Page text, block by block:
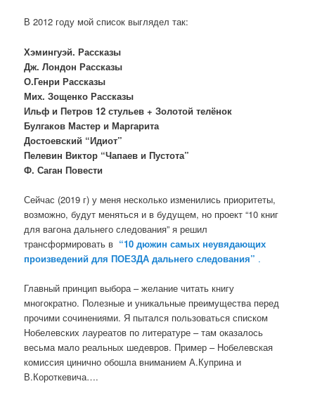
В 2012 году мой список выглядел так:
Хэмингуэй. Рассказы
Дж. Лондон Рассказы
О.Генри Рассказы
Мих. Зощенко Рассказы
Ильф и Петров 12 стульев + Золотой телёнок
Булгаков Мастер и Маргарита
Достоевский “Идиот”
Пелевин Виктор “Чапаев и Пустота”
Ф. Саган Повести
Сейчас (2019 г) у меня несколько изменились приоритеты,
возможно, будут меняться и в будущем, но проект “10 книг
для вагона дальнего следования” я решил
трансформировать в “10 дюжин самых неувядающих
произведений для ПОЕЗДА дальнего следования” .
Главный принцип выбора – желание читать книгу
многократно. Полезные и уникальные преимущества перед
прочими сочинениями. Я пытался пользоваться списком
Нобелевских лауреатов по литературе – там оказалось
весьма мало реальных шедевров. Пример – Нобелевская
комиссия цинично обошла вниманием А.Куприна и
В.Короткевича….